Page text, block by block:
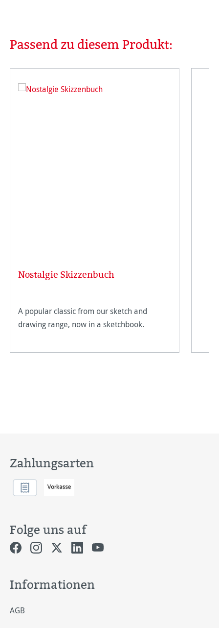
Produktgalerie überspringen
Passend zu diesem Produkt:
Nostalgie Skizzenbuch
A popular classic from our sketch and
drawing range, now in a sketchbook.
Zahlungsarten
Folge uns auf
Informationen
AGB